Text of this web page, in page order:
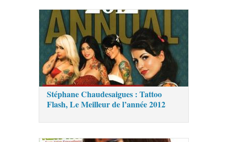
Stéphane Chaudesaigues : Tattoo
Flash, Le Meilleur de l’année 2012